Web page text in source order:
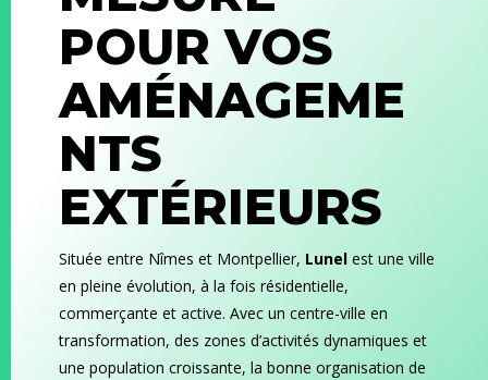
POUR VOS
AMÉNAGEME
NTS
EXTÉRIEURS
Située entre Nîmes et Montpellier, Lunelest une ville
en pleine évolution, à la fois résidentielle,
commerçante et active. Avec un centre-ville en
transformation, des zones d’activités dynamiques et
une population croissante, la bonne organisation de